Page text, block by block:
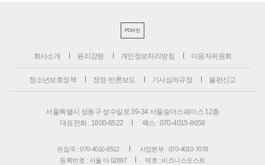
PC버전
회사소개 윤리강령 개인정보처리방침 이용자위원회
청소년보호정책 정정·반론보도 기사심의규정 불편신고
서울특별시 성동구 성수일로 39-34 서울숲더스페이스 12층
대표전화 : 1800-6522
팩스 : 070-4015-8658
편집국 : 070-4010-8512
사업본부 : 070-4010-7078
등록번호 : 서울 아 02897
제호 : 비즈니스포스트